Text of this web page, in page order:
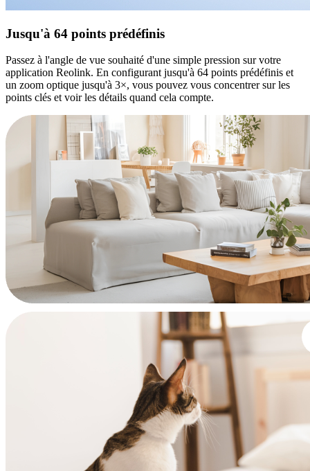
Jusqu'à 64 points prédéfinis
Passez à l'angle de vue souhaité d'une simple pression sur votre
application Reolink. En configurant jusqu'à 64 points prédéfinis et
un zoom optique jusqu'à 3×, vous pouvez vous concentrer sur les
points clés et voir les détails quand cela compte.